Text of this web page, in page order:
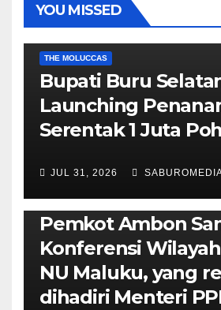
YOU MISSED
THE MOLUCCAS
Bupati Buru
Launching
Serentak 1 Juta
JUL 31, 2026
AMBON METRO JURNALISME AKTIVIS
POLITIK & PEMERINTAHAN
Pemkot Ambon
Konferensi
NU Maluku, yang
dihadiri Menteri